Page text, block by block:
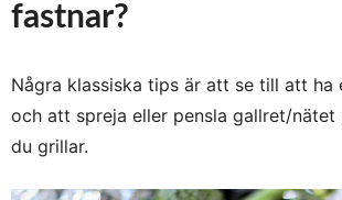
fastnar?
Några klassiska tips är att se till att ha
och att spreja eller pensla gallret/
du grillar.